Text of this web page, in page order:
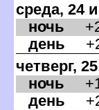
среда, 24
ночь
день
четверг,
ночь
день